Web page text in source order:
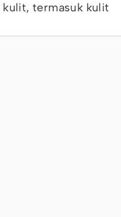
termasuk kulit